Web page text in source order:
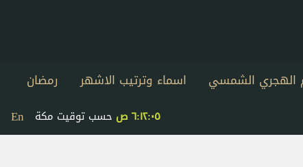
الهجري الشمسي اسماء وترتيب الاشهر
رمضان
En ٦:١٢:٠٥ ص حسب توقيت مكة